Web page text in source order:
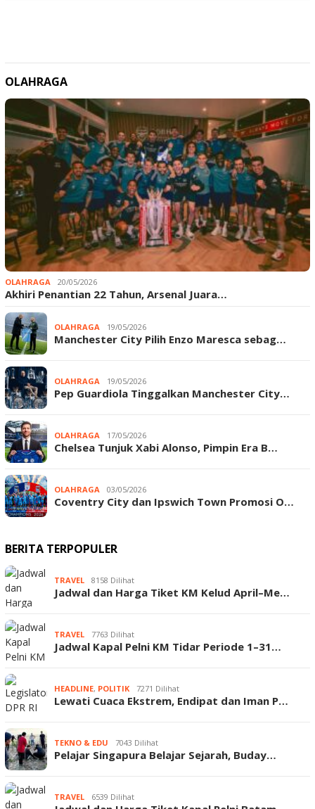
OLAHRAGA
OLAHRAGA 20/05/2026
Akhiri Penantian 22 Tahun, Arsenal Juara…
OLAHRAGA 19/05/2026
Manchester City Pilih Enzo Maresca sebag…
OLAHRAGA 19/05/2026
Pep Guardiola Tinggalkan Manchester City…
OLAHRAGA 17/05/2026
Chelsea Tunjuk Xabi Alonso, Pimpin Era B…
OLAHRAGA 03/05/2026
Coventry City dan Ipswich Town Promosi O…
BERITA TERPOPULER
TRAVEL 8158 Dilihat
Jadwal dan Harga Tiket KM Kelud April–Me…
TRAVEL 7763 Dilihat
Jadwal Kapal Pelni KM Tidar Periode 1–31…
HEADLINE, POLITIK 7271 Dilihat
Lewati Cuaca Ekstrem, Endipat dan Iman P…
TEKNO & EDU 7043 Dilihat
Pelajar Singapura Belajar Sejarah, Buday…
TRAVEL 6539 Dilihat